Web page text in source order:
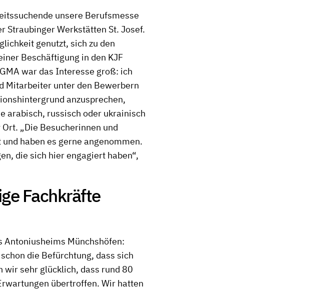
unsere Berufsmesse
Straubinger Werkstätten St. Josef.
genutzt, sich zu den
Beschäftigung in den KJF
war das Interesse groß: ich
Mitarbeiter unter den Bewerbern
anzusprechen,
arabisch, russisch oder ukrainisch
„Die Besucherinnen und
haben es gerne angenommen.
die sich hier engagiert haben“,
Fachkräfte
Antoniusheims Münchshöfen:
die Befürchtung, dass sich
wir sehr glücklich, dass rund 80
übertroffen. Wir hatten